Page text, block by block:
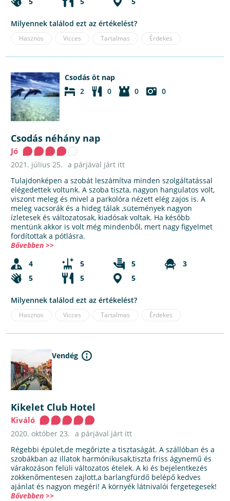
Milyennek találod ezt az értékelést?
Hasznos Vicces Tartalmas Érdekes
Csodás öt nap
2
0 0 0
Csodás néhány nap
Jó
2021. július 25. a párjával járt itt
Tulajdonképen a szobát leszámítva minden szolgáltatással
elégedettek voltunk. A szoba tiszta, nagyon hangulatos volt,
viszont meleg és mivel a parkolóra nézett elég zajos is. A
meleg vacsorák és a hideg tálak ,sütemények nagyon
ízletesek és változatosak, kiadósak voltak. Ha később
mentünk akkor is volt még mindenből, mert nagy figyelmet
fordítottak a pótlásra.
Bővebben >>
4
5 5
3
5
5 5
Milyennek találod ezt az értékelést?
Hasznos Vicces Tartalmas Érdekes
Vendég
Kikelet Club Hotel
Kiváló
2020. október 23. a párjával járt itt
Régebbi épület,de megőrizte a tisztaságát. A szállóban és a
szobákban az illatok harmónikusak,tiszta friss ágynemű és
várakozáson felüli változatos ételek. A ki és bejelentkezés
zökkenőmentesen zajlott,a barlangfürdő belépő kedves
ajánlat és nagyon megéri! A környék látnivalói fergetegesek!
Bővebben >>